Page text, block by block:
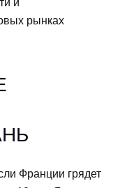
и
рынках
Франции грядет